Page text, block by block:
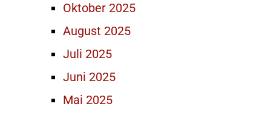
Oktober 2025
August 2025
Juli 2025
Juni 2025
Mai 2025